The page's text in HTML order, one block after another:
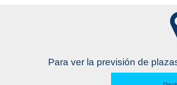
Para ver la previsión de